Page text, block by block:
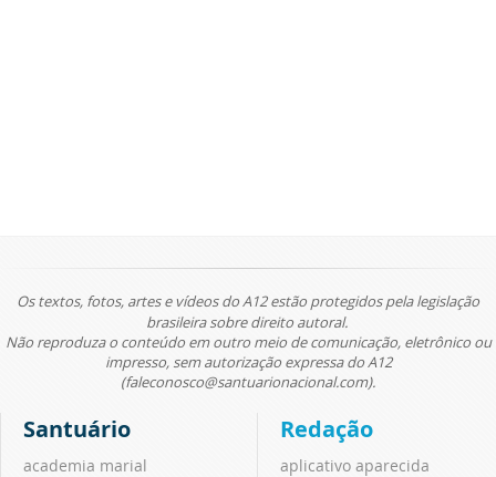
Os textos, fotos, artes e vídeos do A12 estão protegidos pela legislação
brasileira sobre direito autoral.
Não reproduza o conteúdo em outro meio de comunicação, eletrônico ou
impresso, sem autorização expressa do A12
(faleconosco@santuarionacional.com).
Santuário
academia marial
Redação
aplicativo aparecida